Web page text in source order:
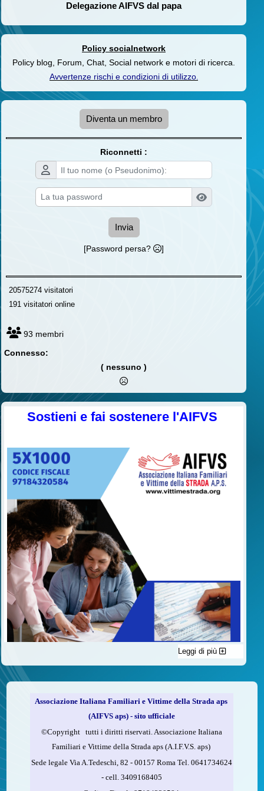
Delegazione AIFVS dal papa
Policy socialnetwork
Policy blog, Forum, Chat, Social network e motori di ricerca.
Avvertenze rischi e condizioni di utilizzo.
Diventa un membro
Riconnetti :
Invia
[Password persa? ]
20575274 visitatori
191 visitatori online
93 membri
Connesso:
( nessuno )
Sostieni e fai sostenere l'AIFVS
C'è un modo di contribuire alle attività dell’A.I.F.V.S. a favore
delle vittime della strada e per dare giustizia ai superstiti ed ai
loro familiari che non costa nulla: devolvere il 5 per mille della
Compila la scheda CUD o del modello 730.
Firma nel riquadro indicato come “Sostegno delle
organizzazioni non lucrative di utilità sociale, delle associazioni
Leggi di più
Associazione Italiana Familiari e Vittime della Strada aps
(AIFVS aps) - sito ufficiale
©​Copyright tutti i diritti riservati. Associazione Italiana
Familiari e Vittime della Strada aps (A.I.F.V.S. aps)
Sede legale Via A.Tedeschi, 82 - 00157 Roma Tel. 0641734624
-cell.3409168405